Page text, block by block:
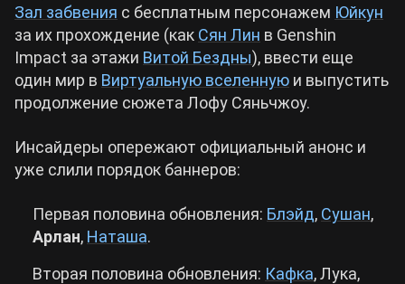
Все игры
Зал забвения с бесплатным персонажем Юйкун
за их прохождение (как Сян Лин в Genshin
Impact за этажи Витой Бездны), ввести еще
один мир в Виртуальную вселенную и выпустить
продолжение сюжета Лофу Сяньчжоу.
Инсайдеры опережают официальный анонс и
уже слили порядок баннеров:
Первая половина обновления: Блэйд, Сушан,
Арлан, Наташа.
Вторая половина обновления: Кафка, Лука,